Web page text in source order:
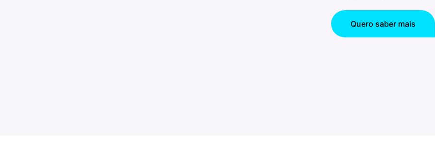
Quero saber mais